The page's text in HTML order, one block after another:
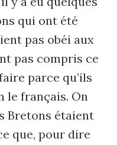
qui ont été
pas obéi aux
pas compris ce
parce qu’ils
le français. On
Bretons étaient
que, pour dire